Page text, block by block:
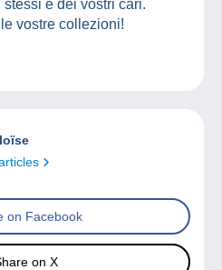
e dei vostri cari.
vostre collezioni!
on Facebook
on X